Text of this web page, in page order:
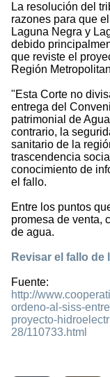
La resolución del
razones para que
Laguna Negra y
debido
que reviste el
Región
"Esta Corte no
entrega del
patrimonial de
contrario, la
sanitario de la
trascendencia
conocimiento de
el fallo.
Entre los puntos
promesa de venta,
de agua.
Revisar el fallo de
Fuente:
http://
ordeno-al-siss-
proyecto-
28/110733.html